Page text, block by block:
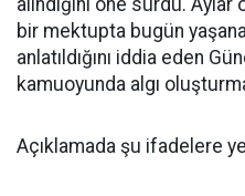
alındığını öne sürdü.
bir mektupta bugün
anlatıldığını iddia eden
kamuoyunda algı
Açıklamada şu ifadelere